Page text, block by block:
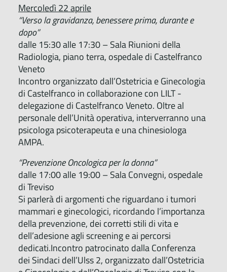
Mercoledì 22 aprile
“Verso la gravidanza, benessere prima, durante e
dopo”
dalle 15:30 alle 17:30 – Sala Riunioni della
Radiologia, piano terra, ospedale di Castelfranco
Veneto
Incontro organizzato dall’Ostetricia e Ginecologia
di Castelfranco in collaborazione con LILT -
delegazione di Castelfranco Veneto. Oltre al
personale dell’Unità operativa, interverranno una
psicologa psicoterapeuta e una chinesiologa
AMPA.
“Prevenzione Oncologica per la donna”
dalle 17:00 alle 19:00 – Sala Convegni, ospedale
di Treviso
Si parlerà di argomenti che riguardano i tumori
mammari e ginecologici, ricordando l’importanza
della prevenzione, dei corretti stili di vita e
dell’adesione agli screening e ai percorsi
dedicati.Incontro patrocinato dalla Conferenza
dei Sindaci dell’Ulss 2, organizzato dall’Ostetricia